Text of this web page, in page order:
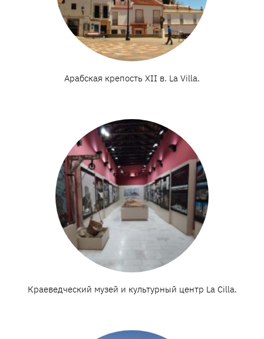
Арабская крепость XII в. La Villa.
Краеведческий музей и культурный центр La Cilla.